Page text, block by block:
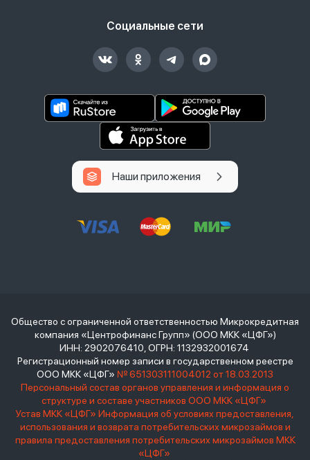
Социальные сети
Наши приложения
Общество с ограниченной ответственностью Микрокредитная
компания «Центрофинанс Групп» (ООО МКК «ЦФГ»)
ИНН: 2902076410, ОГРН: 1132932001674
Регистрационный номер записи в государственном реестре
ООО МКК «ЦФГ» № 651303111004012 от 18.03.2013
Персональный состав органов управления и информация о
структуре и составе участников ООО МКК «ЦФГ»
Устав МКК «ЦФГ» Информация об условиях предоставления,
использования и возврата потребительских микрозаймов и
правила предоставления потребительских микрозаймов МКК
«ЦФГ»